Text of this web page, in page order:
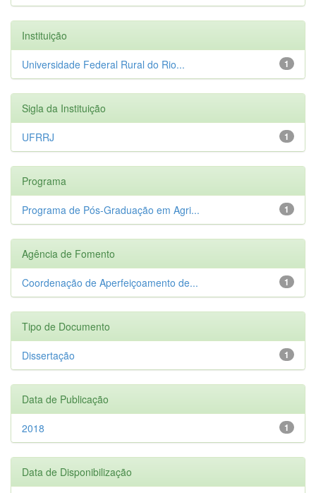
Instituição
1
Universidade Federal Rural do Rio...
Sigla da Instituição
1
UFRRJ
Programa
1
Programa de Pós-Graduação em Agri...
Agência de Fomento
1
Coordenação de Aperfeiçoamento de...
Tipo de Documento
1
Dissertação
Data de Publicação
1
2018
Data de Disponibilização